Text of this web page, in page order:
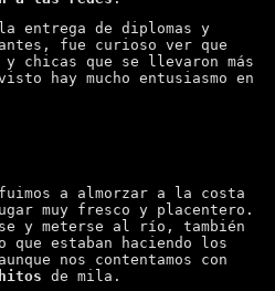
entrega de diplomas y
fue curioso ver que
y chicas que se llevaron más
hay mucho entusiasmo en
a almorzar a la costa
muy fresco y placentero.
y meterse al río, también
estaban haciendo los
nos contentamos con
de mila.